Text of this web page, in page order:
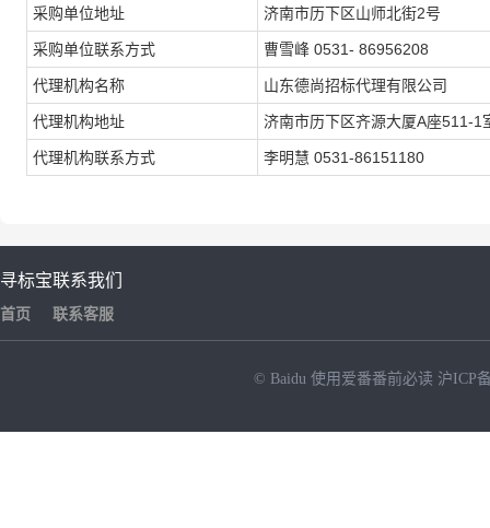
采购单位地址 济南市历下区山师北街2号
采购单位联系方式 曹雪峰 0531- 86956208
代理机构名称 山东德尚招标代理有限公司
代理机构地址 济南市历下区齐源大厦A座511-1
代理机构联系方式 李明慧 0531-86151180
寻标宝
首页
联系我们
联系客服
© Baidu 使用爱番番前必读 沪ICP